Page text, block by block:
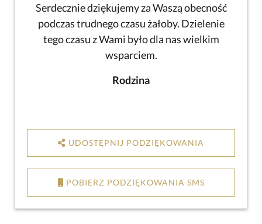
Serdecznie dziękujemy za Waszą obecność
podczas trudnego czasu żałoby. Dzielenie
tego czasu z Wami było dla nas wielkim
wsparciem.
Rodzina
UDOSTĘPNIJ PODZIĘKOWANIA
POBIERZ PODZIĘKOWANIA SMS